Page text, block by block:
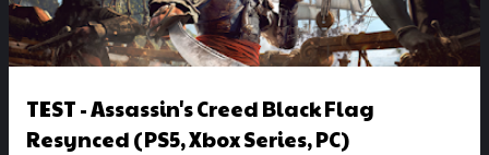
TEST - Assassin's Creed Black Flag
Resynced (PS5, Xbox Series, PC)